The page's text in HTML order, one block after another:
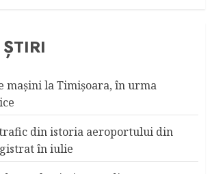
maşini la Timişoara, în urma
din istoria aeroportului din
în iulie